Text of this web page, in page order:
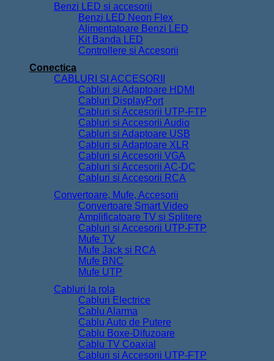
Benzi LED si accesorii
Benzi LED Neon Flex
Alimentatoare Benzi LED
Kit Banda LED
Controllere si Accesorii
Conectica
CABLURI SI ACCESORII
Cabluri si Adaptoare HDMI
Cabluri DisplayPort
Cabluri si Accesorii UTP-FTP
Cabluri si Accesorii Audio
Cabluri si Adaptoare USB
Cabluri si Adaptoare XLR
Cabluri si Accesorii VGA
Cabluri si Accesorii AC-DC
Cabluri si Accesorii RCA
Convertoare, Mufe, Accesorii
Convertoare Smart Video
Amplificatoare TV si Splitere
Cabluri si Accesorii UTP-FTP
Mufe TV
Mufe Jack si RCA
Mufe BNC
Mufe UTP
Cabluri la rola
Cabluri Electrice
Cablu Alarma
Cablu Auto de Putere
Cablu Boxe-Difuzoare
Cablu TV Coaxial
Cabluri si Accesorii UTP-FTP